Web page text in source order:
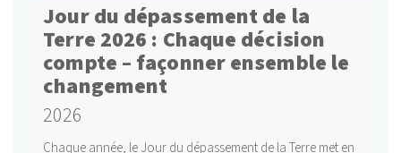
Jour du dépassement de la
Terre 2026 : Chaque décision
compte – façonner ensemble le
changement
2026
Chaque année, le Jour du dépassement de la Terre met en